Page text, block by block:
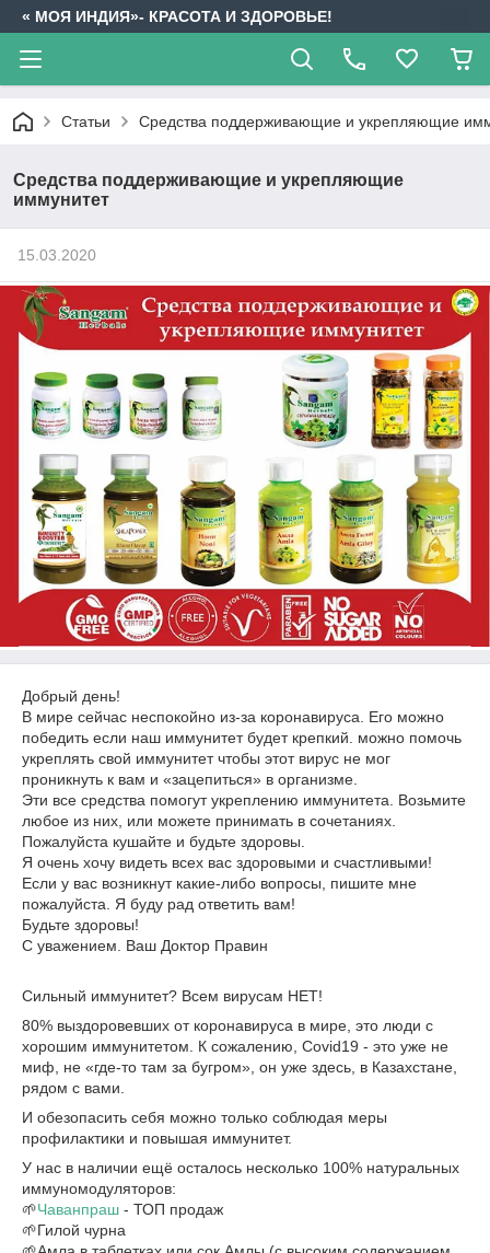
« МОЯ ИНДИЯ»- КРАСОТА И ЗДОРОВЬЕ!
Статьи Средства поддерживающие и укрепляющие
Средства поддерживающие и укрепляющие
иммунитет
15.03.2020
Добрый день!
В мире сейчас неспокойно из-за коронавируса. Его можно
победить если наш иммунитет будет крепкий. можно помочь
укреплять свой иммунитет чтобы этот вирус не мог
проникнуть к вам и «зацепиться» в организме.
Эти все средства помогут укреплению иммунитета. Возьмите
любое из них, или можете принимать в сочетаниях.
Пожалуйста кушайте и будьте здоровы.
Я очень хочу видеть всех вас здоровыми и счастливыми!
Если у вас возникнут какие-либо вопросы, пишите мне
пожалуйста. Я буду рад ответить вам!
Будьте здоровы!
С уважением. Ваш Доктор Правин
Сильный иммунитет? Всем вирусам НЕТ!
80% выздоровевших от коронавируса в мире, это люди с
хорошим иммунитетом. К сожалению, Covid19 - это уже не
миф, не «где-то там за бугром», он уже здесь, в Казахстане,
рядом с вами.
И обезопасить себя можно только соблюдая меры
профилактики и повышая иммунитет.
У нас в наличии ещё осталось несколько 100% натуральных
иммуномодуляторов:
🌱Чаванпраш - ТОП продаж
🌱Гилой чурна